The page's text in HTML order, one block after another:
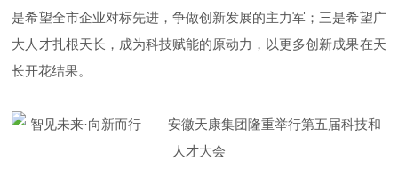
是希望全市企业对标先进，争做创新发展的主力军；三是希望广
大人才扎根天长，成为科技赋能的原动力，以更多创新成果在天
长开花结果。